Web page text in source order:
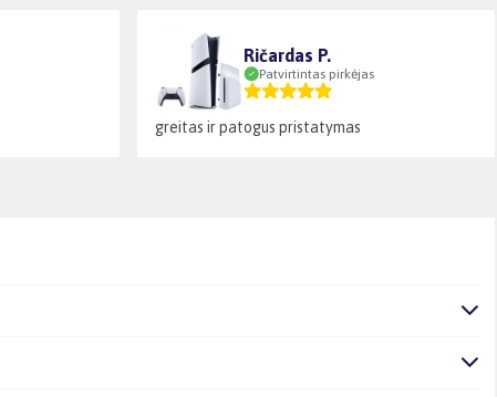
Ričardas P.
Patvirtintas pirkėjas
greitas ir patogus pristatymas